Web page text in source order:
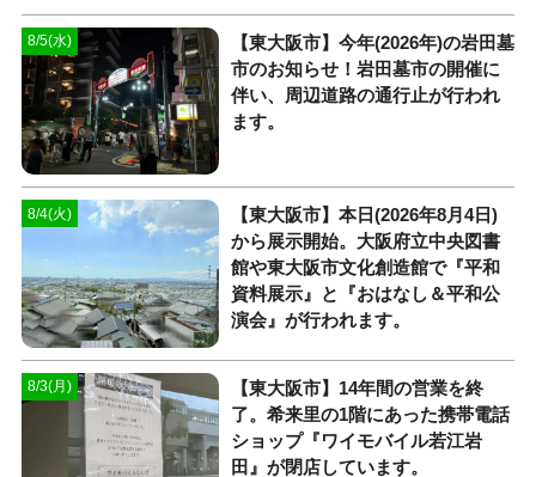
8/5(水)
【東大阪市】今年(2026年)の岩田墓
市のお知らせ！岩田墓市の開催に
伴い、周辺道路の通行止が行われ
ます。
8/4(火)
【東大阪市】本日(2026年8月4日)
から展示開始。大阪府立中央図書
館や東大阪市文化創造館で『平和
資料展示』と『おはなし＆平和公
演会』が行われます。
8/3(月)
【東大阪市】14年間の営業を終
了。希来里の1階にあった携帯電話
ショップ『ワイモバイル若江岩
田』が閉店しています。